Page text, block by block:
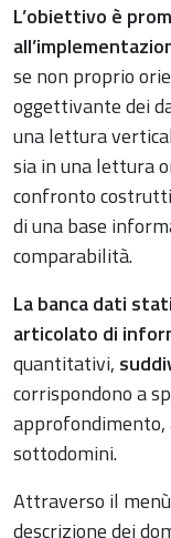
L’obiettivo è
se non proprio
oggettivante dei
una lettura
sia in una lettura
confronto
di una base
comparabilità.
La banca dati
articolato di
quantitativi,
corrispondono a
sottodomini.
Attraverso il
descrizione dei